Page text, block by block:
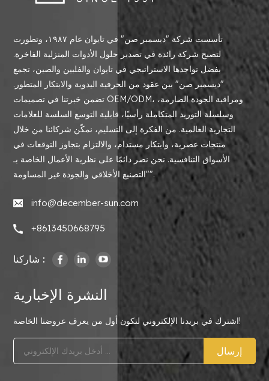
تأسست شركة "ديسمبر صن" في تايوان عام ١٩٨٧، وتطورت
لتصبح شركة رائدة في تصدير حلول الأدوات المنزلية الفاخرة.
بفضل تواجدها الاستراتيجي في تايوان والفلبين والصين، تجمع
"ديسمبر صن" بين عقود من الحرفية اليدوية والابتكار المتطور.
تضمن خبرتنا في تصميمات OEM/ODM، ومراقبة الجودة الصارمة،
وسلسلة التوريد المتكاملة رأسيًا، قابلية التوسع السلسة للعلامات
التجارية العالمية. من الفكرة إلى التسليم، نمكّن شركائنا من خلال
منتجات عصرية، وابتكار مستدام، والالتزام بتجاوز التوقعات في
الأسواق التنافسية. نحن نصر دائمًا على نظرية الأعمال الخاصة بـ
"التصنيع الأخلاقي والجودة غير المساومة".
info@december-sun.com
+8613450668795
شاركنا :
النشرة الإخبارية
اشترك في بريدنا الإلكتروني لتكون أول من يعرف عروضنا الخاصة!
إرسال